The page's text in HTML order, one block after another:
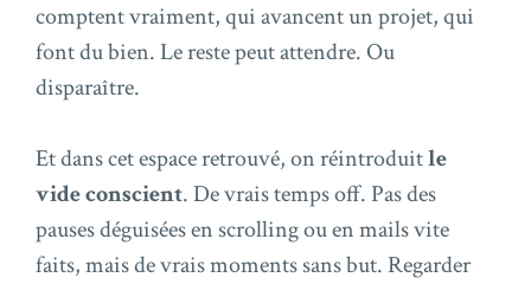
comptent vraiment, qui avancent un projet, qui
font du bien. Le reste peut attendre. Ou
disparaître.
Et dans cet espace retrouvé, on réintroduitle
vide conscient. De vrais temps off. Pas des
pauses déguisées en scrolling ou en mails vite
faits, mais de vrais moments sans but. Regarder